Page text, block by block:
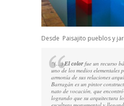
Desde Paisajito pueblos y
“(…)El colorfue un recurso
uno de los medios elementales
armonía de sus relaciones
Barragán es un pintor
nato de vocación, que
logrando que su arquitectura